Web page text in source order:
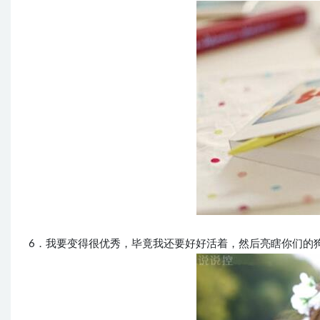
6．我要变得很优秀，毕竟我还要好好活着，然后亮瞎你们的